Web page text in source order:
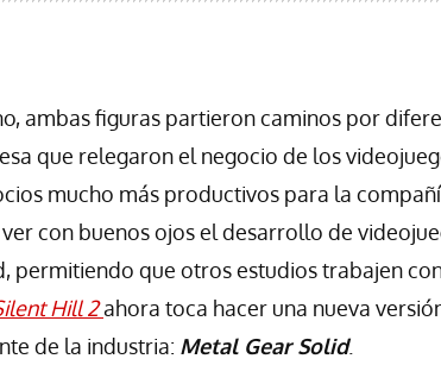
ambas figuras partieron caminos por
que relegaron el negocio de los
mucho más productivos para la
con buenos ojos el desarrollo de
permitiendo que otros estudios trabajen
Hill 2ahora toca hacer una nueva
de la industria: Metal Gear Solid.